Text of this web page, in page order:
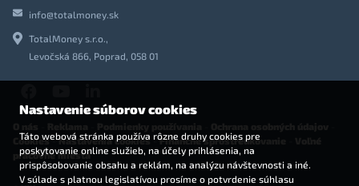
info@totalmoney.sk
TotalMoney s.r.o.,
Levočská 866, Poprad, 058 01
Cookies-Nastavenia cookies -Finančné sprostredkovanie
pracovné miesta
Nastavenie súborov cookies
Táto webová stránka používa rôzne druhy cookies pre
poskytovanie online služieb, na účely prihlásenia, na
prispôsobovanie obsahu a reklám, na analýzu návštevnosti a iné.
V súlade s platnou legislatívou prosíme o potvrdenie súhlasu